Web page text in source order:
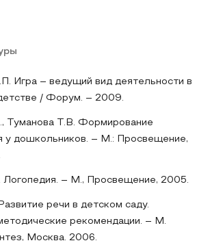
Игра – ведущий вид деятельности в
/ Форум. – 2009.
Туманова Т.В. Формирование
у дошкольников. – М.: Просвещение,
Логопедия. – М., Просвещение, 2005.
речи в детском саду.
рекомендации. – М.
Москва. 2006.